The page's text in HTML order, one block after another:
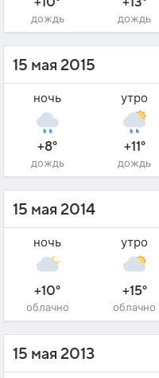
дождь дождь
15 мая 2015
ночь
+8°
дождь
утро
+11°
дождь
15 мая 2014
ночь
+10°
облачно
утро
+15°
облачно
15 мая 2013